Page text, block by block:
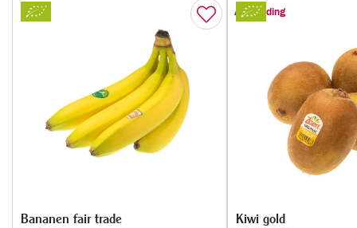
Bananen fair trade
Aanbieding
Kiwi gold